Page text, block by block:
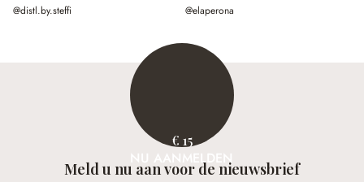
@distl.by.steffi @elaperona
€ 15
NU AANMELDEN
Meld u nu aan voor de nieuwsbrief